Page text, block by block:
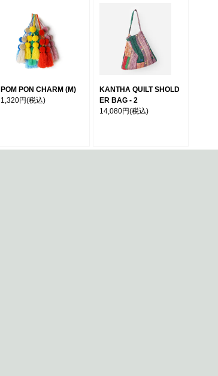
POM PON CHARM (M)
1,320円(税込)
KANTHA QUILT SHOLD
ER BAG - 2
14,080円(税込)